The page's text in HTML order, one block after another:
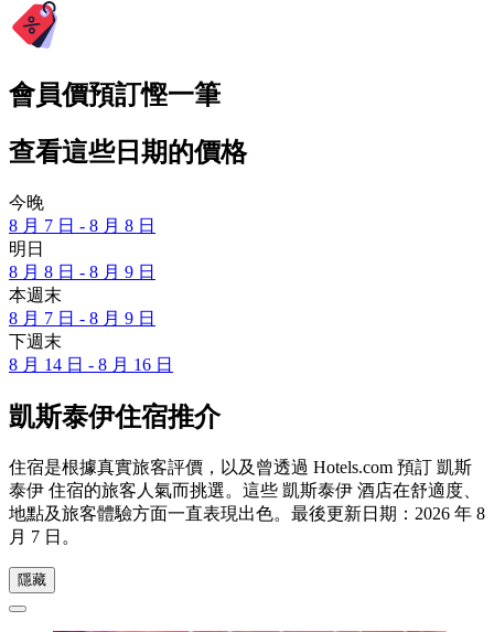
會員價預訂慳一筆
查看這些日期的價格
今晚
8 月 7 日 - 8 月 8 日
明日
8 月 8 日 - 8 月 9 日
本週末
8 月 7 日 - 8 月 9 日
下週末
8 月 14 日 - 8 月 16 日
凱斯泰伊住宿推介
住宿是根據真實旅客評價，以及曾透過 Hotels.com 預訂 凱斯
泰伊 住宿的旅客人氣而挑選。這些 凱斯泰伊 酒店在舒適度、
地點及旅客體驗方面一直表現出色。最後更新日期： 2026 年 8
月 7 日 。
隱藏